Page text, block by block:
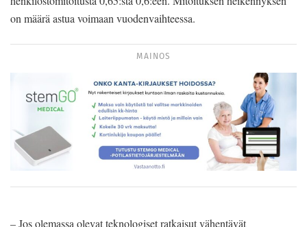
on määrä astua voimaan vuodenvaihteessa.
MAINOS
– Jos olemassa olevat teknologiset ratkaisut vähentävät